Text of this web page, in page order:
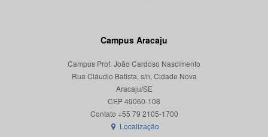
Campus Aracaju
Campus Prof. João Cardoso Nascimento
Rua Cláudio Batista, s/n, Cidade Nova
Aracaju/SE
CEP 49060-108
Localização